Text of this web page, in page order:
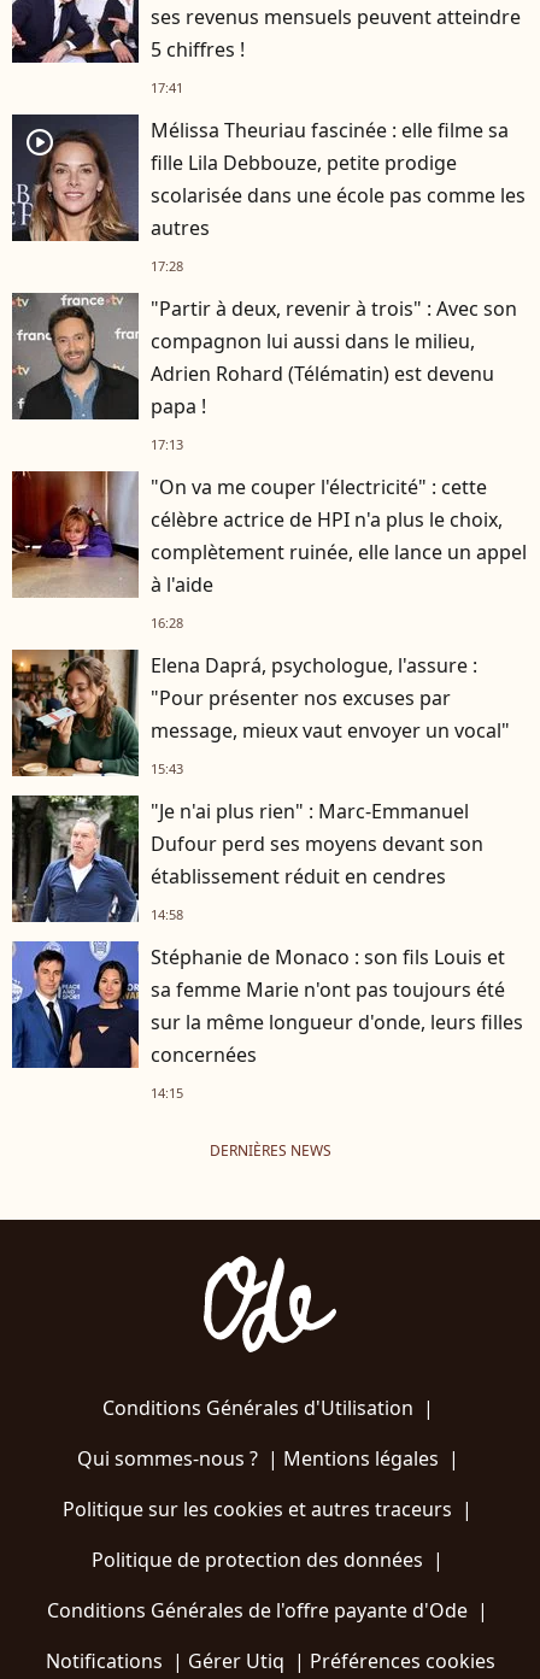
ses revenus mensuels peuvent atteindre
5 chiffres !
17:41
player2
Mélissa Theuriau fascinée : elle filme sa
fille Lila Debbouze, petite prodige
scolarisée dans une école pas comme les
autres
17:28
"Partir à deux, revenir à trois" : Avec son
compagnon lui aussi dans le milieu,
Adrien Rohard (Télématin) est devenu
papa !
17:13
"On va me couper l'électricité" : cette
célèbre actrice de HPI n'a plus le choix,
complètement ruinée, elle lance un appel
à l'aide
16:28
Elena Daprá, psychologue, l'assure :
"Pour présenter nos excuses par
message, mieux vaut envoyer un vocal"
15:43
"Je n'ai plus rien" : Marc-Emmanuel
Dufour perd ses moyens devant son
établissement réduit en cendres
14:58
Stéphanie de Monaco : son fils Louis et
sa femme Marie n'ont pas toujours été
sur la même longueur d'onde, leurs filles
concernées
14:15
DERNIÈRES NEWS
Conditions Générales d'Utilisation |
Qui sommes-nous ?| Mentions légales |
Politique sur les cookies et autres traceurs |
Politique de protection des données |
Conditions Générales de l'offre payante d'Ode |
Notifications | Gérer Utiq | Préférences cookies